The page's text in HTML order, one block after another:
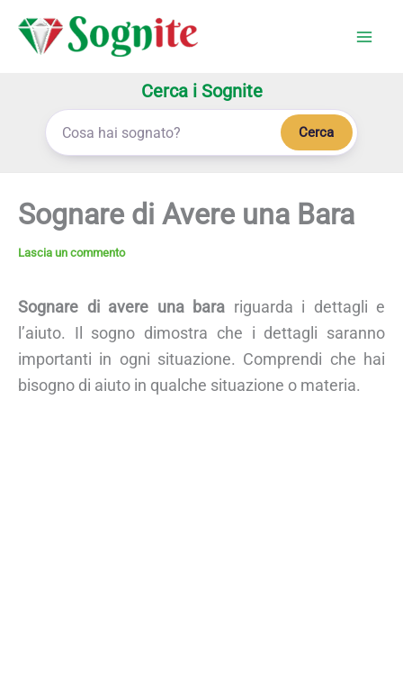
Cerca i Sognite
Cerca
Sognare di Avere una Bara
Lascia un commento
Sognare di avere una bara riguarda i dettagli e
l’aiuto. Il sogno dimostra che i dettagli saranno
importanti in ogni situazione. Comprendi che hai
bisogno di aiuto in qualche situazione o materia.